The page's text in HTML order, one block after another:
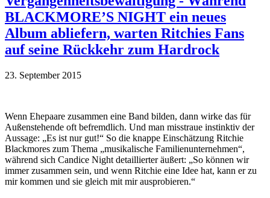
BLACKMORE’S NIGHT ein neues
Album abliefern, warten Ritchies Fans
auf seine Rückkehr zum Hardrock
23. September 2015
Wenn Ehepaare zusammen eine Band bilden, dann wirke das für
Außenstehende oft befremdlich. Und man misstraue instinktiv der
Aussage: „Es ist nur gut!“ So die knappe Einschätzung Ritchie
Blackmores zum Thema „musikalische Familienunternehmen“,
während sich Candice Night detaillierter äußert: „So können wir
immer zusammen sein, und wenn Ritchie eine Idee hat, kann er zu
mir kommen und sie gleich mit mir ausprobieren.“